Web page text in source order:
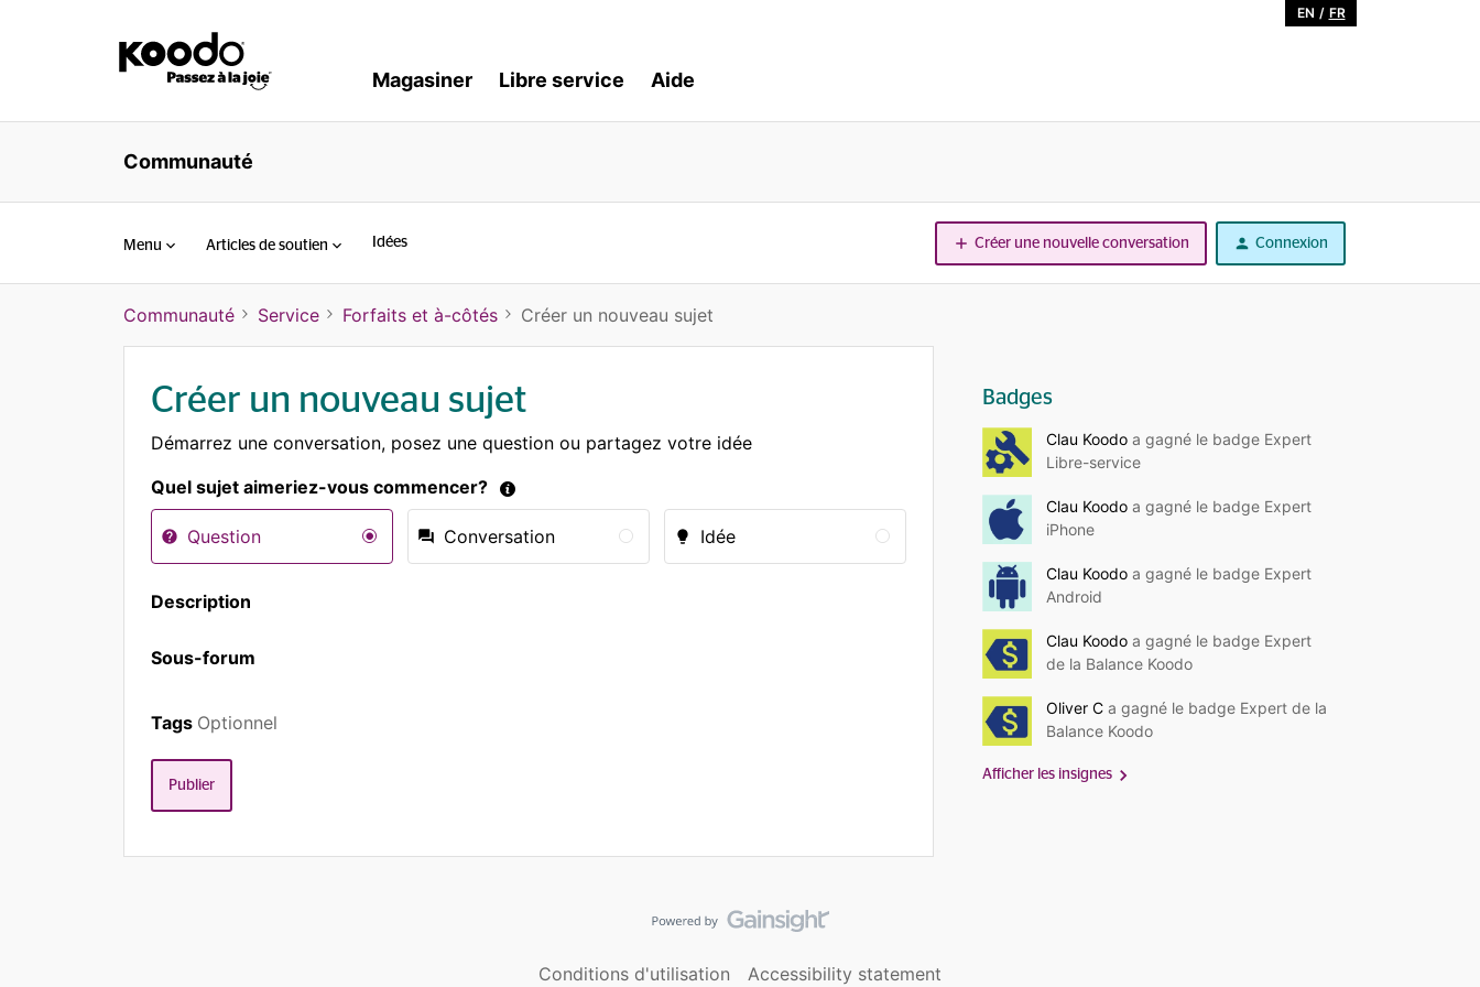
EN / FR
Magasiner Libre service Aide
Communauté
Menu Articles de soutien Idées Créer une nouvelle conversation Connexion
Communauté Service Forfaits et à-côtés Créer un nouveau sujet
Créer un nouveau sujet
Démarrez une conversation, posez une question ou partagez votre idée
Quel sujet aimeriez-vous commencer?
Question Conversation Idée
Description
Sous-forum
Tags Optionnel
Publier
Badges
Clau Koodo a gagné le badge Expert
Libre-service
Clau Koodo a gagné le badge Expert
iPhone
Clau Koodo a gagné le badge Expert
Android
Clau Koodo a gagné le badge Expert
de la Balance Koodo
Oliver C a gagné le badge Expert de la
Balance Koodo
Afficher les insignes
Conditions d'utilisation Accessibility statement